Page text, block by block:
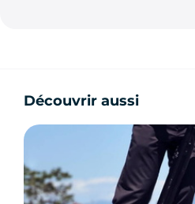
Découvrir aussi